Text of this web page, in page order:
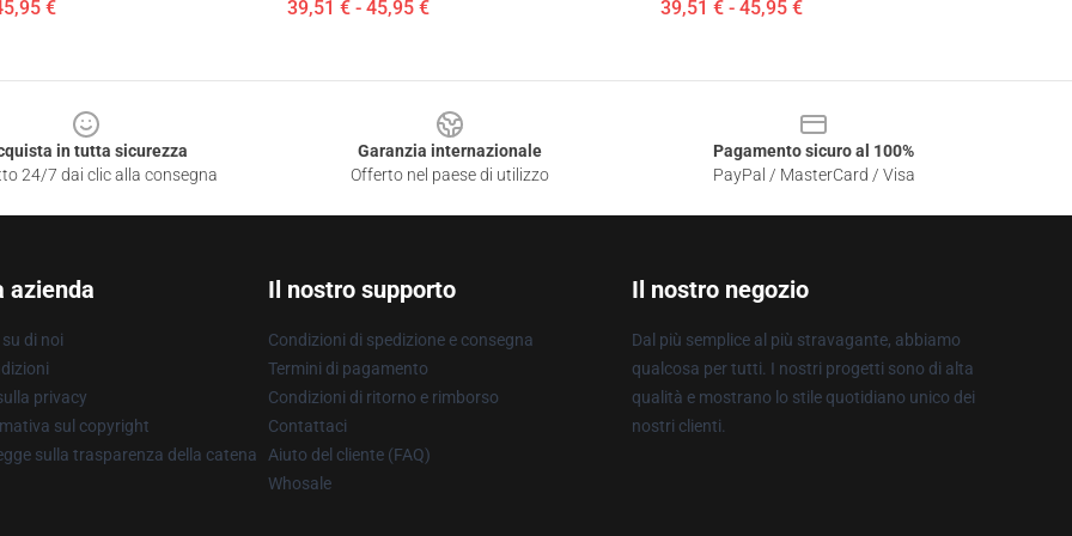
€ 39,51 € - 45,95 € 39,51 € - 45,95 €
in tutta sicurezza
24/7 dai clic alla consegna
Garanzia internazionale
Offerto nel paese di utilizzo
Pagamento sicuro al 100%
PayPal / MasterCard / Visa
azienda
di noi
privacy
sul copyright
sulla trasparenza della catena
Il nostro supporto
Condizioni di spedizione e consegna
Termini di pagamento
Condizioni di ritorno e rimborso
Contattaci
Aiuto del cliente (FAQ)
Whosale
Il nostro negozio
Dal più semplice al più stravagante, abbiamo
qualcosa per tutti. I nostri progetti sono di alta
qualità e mostrano lo stile quotidiano unico dei
nostri clienti.